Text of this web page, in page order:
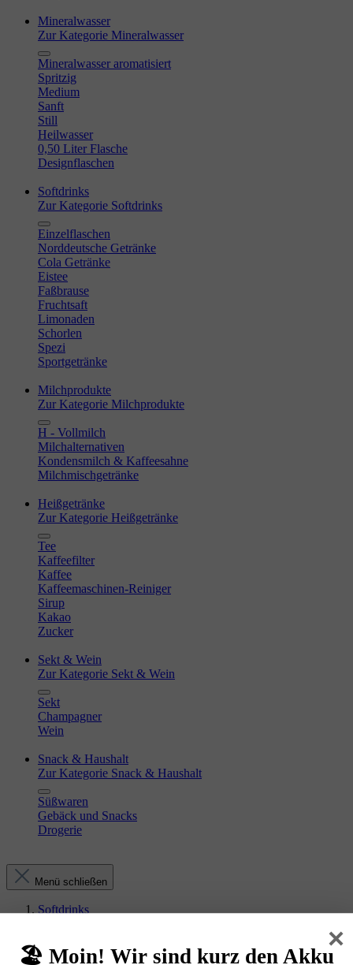
Mineralwasser
Zur Kategorie Mineralwasser
Mineralwasser aromatisiert
Spritzig
Medium
Sanft
Still
Heilwasser
0,50 Liter Flasche
Designflaschen
Softdrinks
Zur Kategorie Softdrinks
Einzelflaschen
Norddeutsche Getränke
Cola Getränke
Eistee
Faßbrause
Fruchtsaft
Limonaden
Schorlen
Spezi
Sportgetränke
Milchprodukte
Zur Kategorie Milchprodukte
H - Vollmilch
Milchalternativen
Kondensmilch & Kaffeesahne
Milchmischgetränke
Heißgetränke
Zur Kategorie Heißgetränke
Tee
Kaffeefilter
Kaffee
Kaffeemaschinen-Reiniger
Sirup
Kakao
Zucker
Sekt & Wein
Zur Kategorie Sekt & Wein
Sekt
Champagner
Wein
Snack & Haushalt
Zur Kategorie Snack & Haushalt
Süßwaren
Gebäck und Snacks
Drogerie
Menü schließen
Softdrinks
×
🏖️ Moin! Wir sind kurz den Akku